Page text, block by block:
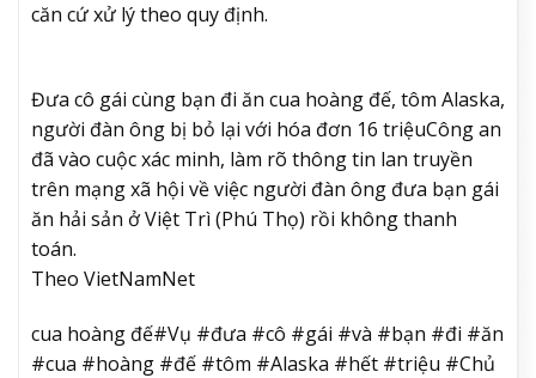
căn cứ xử lý theo quy định.
Đưa cô gái cùng bạn đi ăn cua hoàng đế, tôm Alaska,
người đàn ông bị bỏ lại với hóa đơn 16 triệuCông an
đã vào cuộc xác minh, làm rõ thông tin lan truyền
trên mạng xã hội về việc người đàn ông đưa bạn gái
ăn hải sản ở Việt Trì (Phú Thọ) rồi không thanh
toán.
Theo VietNamNet
cua hoàng đế#Vụ #đưa #cô #gái #và #bạn #đi #ăn
#cua #hoàng #đế #tôm #Alaska #hết #triệu #Chủ